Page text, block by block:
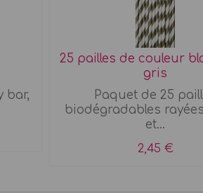
bar,
25 pailles de couleur
gris
Paquet de 25
biodégradables
et...
2,45 €